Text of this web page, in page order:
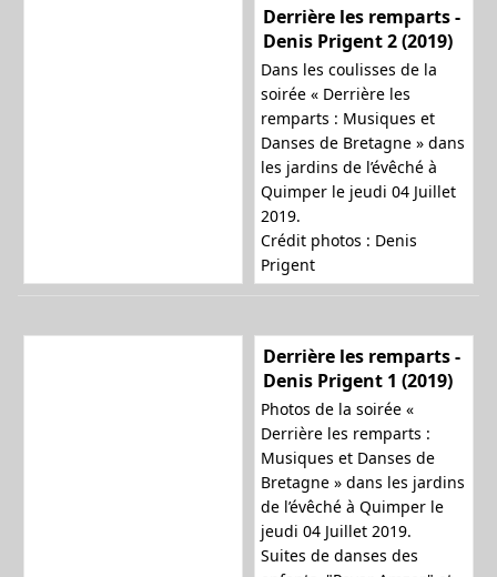
Derrière les remparts -
Denis Prigent 2 (2019)
Dans les coulisses de la
soirée « Derrière les
remparts : Musiques et
Danses de Bretagne » dans
les jardins de l’évêché à
Quimper le jeudi 04 Juillet
2019.
Crédit photos : Denis
Prigent
Derrière les remparts -
Denis Prigent 1 (2019)
Photos de la soirée «
Derrière les remparts :
Musiques et Danses de
Bretagne » dans les jardins
de l’évêché à Quimper le
jeudi 04 Juillet 2019.
Suites de danses des